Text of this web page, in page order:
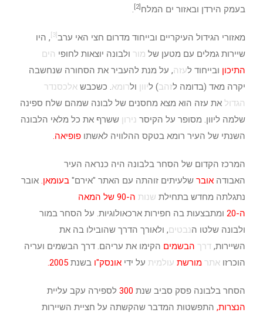
בעמק הירדן ובאזור ים המלח [2]
.
מאזורי הגידול העיקריים ובייחוד מדרום חצי האי ערב
, היו
שיירות גמלים עם מטען של מור ולבונה יוצאות לחופי הים
התיכון ובייחוד לעזה, על מנת להעביר את הסחורה שנחשבה
יקרה מאד (בדומה לזהב) ליוון ולרומא. כשכבש אלכסנדר
הגדול את עזה הוא מצא מחסנים של לבונה שמהם שלח ספינה
שלמה ליוון. מסופר על הקיסר נירון ששרף את כל מלאי הלבונה
השנתי של העיר רומא בטקס ההלוויה לאשתו פופיאה.
המרכז הקדום של הסחר בלבונה היה כנראה העיר
האבודה אובר שלעיתים זוהתה עם האתר "אירם" בעומאן. אובר
נתגלתה מחדש בתחילת שנות ה-90 של
המאה
ה-20
ומתבצעות בה חפירות ארכאולוגיות. על הסחר במור
ולבונה שלטו הנבטים, ולאורך הדרך שהובילו בה את
השיירות, דרך הבשמים הקימו את עריהם. דרך הבשמים ועריה
הוכרזו אתר מורשת עולמית על ידי אונסק"ו בשנת 2005
.
הסחר בלבונה פסק סביב שנת 300 לספירה עקב עליית
הנצרות, התפשטות המדבר שהקשתה על חציית השיירות